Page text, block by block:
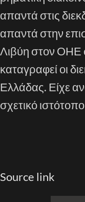
απαντά στις
απαντά στην
Λιβύη στον ΟΗΕ
καταγραφεί οι
Ελλάδας. Είχε
σχετικό
Source link